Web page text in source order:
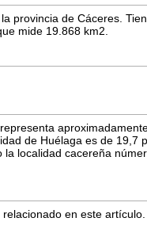
provincia de Cáceres.
mide 19.868 km2.
de Huélaga es de 19,7
localidad cacereña
en este artículo.